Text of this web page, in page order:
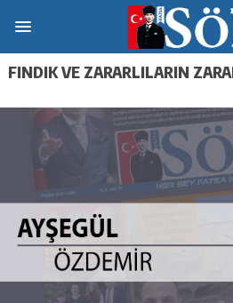
FINDIK VE ZARARLILARIN